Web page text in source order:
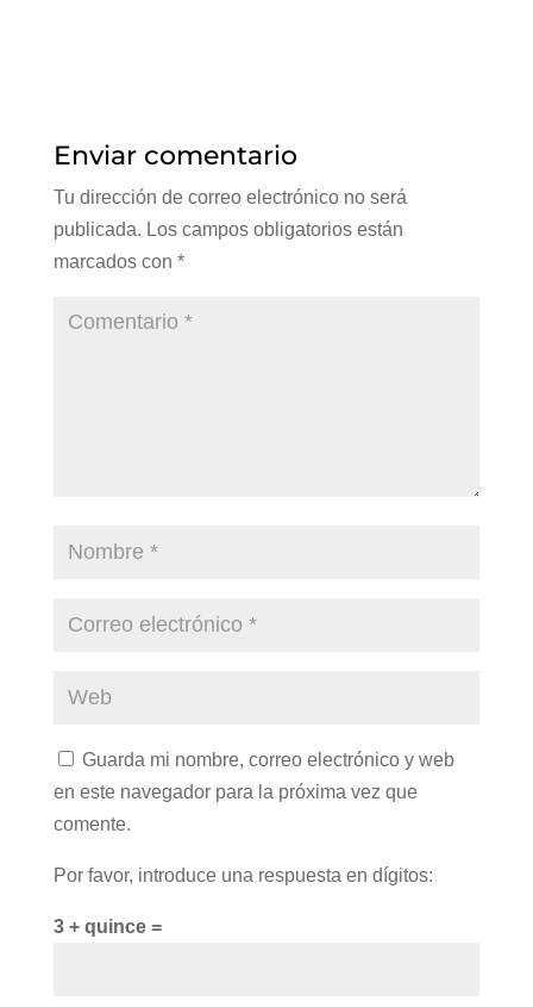
Enviar comentario
Tu dirección de correo electrónico no será
publicada. Los campos obligatorios están
marcados con *
Guarda mi nombre, correo electrónico y web
en este navegador para la próxima vez que
comente.
Por favor, introduce una respuesta en dígitos:
3 + quince =